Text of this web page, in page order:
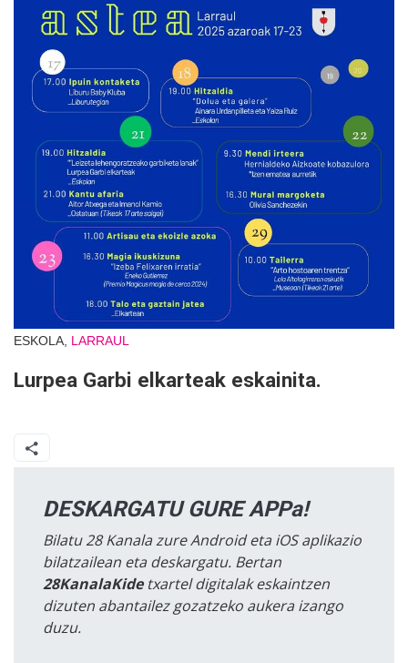
ESKOLA, LARRAUL
Lurpea Garbi elkarteak eskainita.
DESKARGATU GURE APPa!
Bilatu 28 Kanala zure Android eta iOS aplikazio
bilatzailean eta deskargatu. Bertan
28KanalaKidetxartel digitalak eskaintzen
dizuten abantailez gozatzeko aukera izango
duzu.